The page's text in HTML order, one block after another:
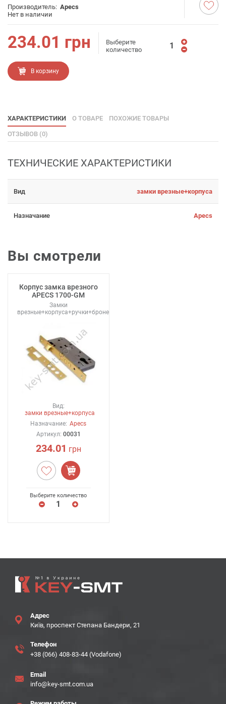
Производитель: Apecs
Нет в наличии
234.01 грн
Выберите
количество
В корзину
ХАРАКТЕРИСТИКИ О ТОВАРЕ ПОХОЖИЕ ТОВАРЫ
ОТЗЫВОВ (0)
ТЕХНИЧЕСКИЕ ХАРАКТЕРИСТИКИ
Вид замки врезные+корпуса
Назначание Apecs
Вы смотрели
Корпус замка врезного
APECS 1700-GM
Замки
врезные+корпуса+ручки+броненакладки
Вид:
замки врезные+корпуса
Назначание: Apecs
Артикул: 00031
234.01 грн
Выберите количество
Адрес
Київ, проспект Степана Бандери, 21
Телефон
+38 (066) 408-83-44 (Vodafone)
Email
info@key-smt.com.ua